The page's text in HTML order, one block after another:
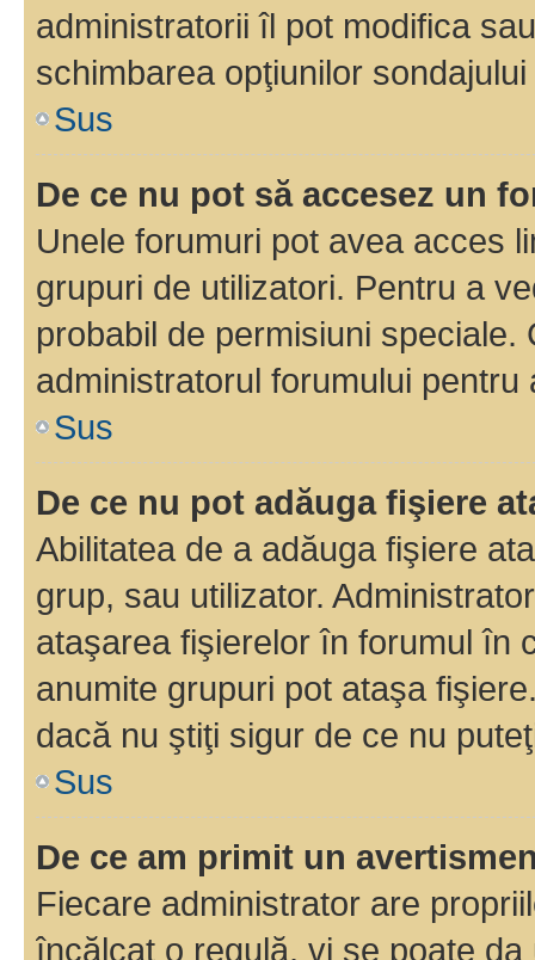
administratorii îl pot modifica
schimbarea opţiunilor
Sus
De ce nu pot să accesez un
Unele forumuri pot avea acces
grupuri de utilizatori. Pentru a
probabil de permisiuni
administratorul forumului pentru
Sus
De ce nu pot adăuga fişiere
Abilitatea de a adăuga fişiere
grup, sau utilizator.
ataşarea fişierelor în forumul în
anumite grupuri pot ataşa
dacă nu ştiţi sigur de ce nu
Sus
De ce am primit un
Fiecare administrator are
încălcat o regulă, vi se poate